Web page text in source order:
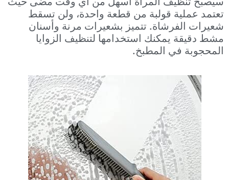
تعتمد عملية قولبة من قطعة واحدة، ولن تسقط
شعيرات الفرشاة. تتميز بشعيرات مرنة وأسنان
مشط دقيقة يمكنك استخدامها لتنظيف الزوايا
المحجوبة في المطبخ.